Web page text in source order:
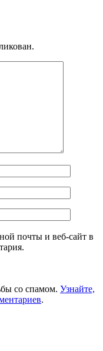
почты и веб-сайт в
со спамом. Узнайте,
.